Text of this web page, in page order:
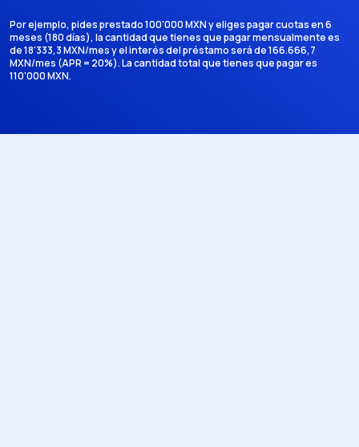
Por ejemplo, pides prestado 100'000 MXN y eliges pagar cuotas en 6
meses (180 días), la cantidad que tienes que pagar mensualmente es
de 18'333,3 MXN/mes y el interés del préstamo será de 166.666,7
MXN/mes (APR = 20%). La cantidad total que tienes que pagar es
110'000 MXN.